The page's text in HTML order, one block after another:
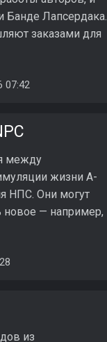
Банде Лапсердака.
заказами для
07:42
между
жизни A-
НПС. Они могут
новое — например,
из